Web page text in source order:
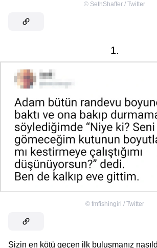
© SethShaffer / Twitter
1.
© fmfishingirl / Twitter
Sizin en kötü geçen ilk buluşmanız